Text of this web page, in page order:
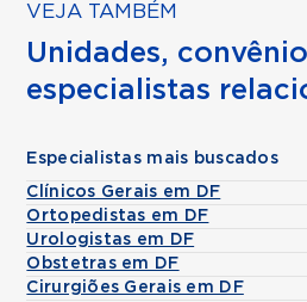
VEJA TAMBÉM
Unidades,
especialistas
Especialistas mais buscados
Clínicos Gerais em DF
Ortopedistas em DF
Urologistas em DF
Obstetras em DF
Cirurgiões Gerais em DF